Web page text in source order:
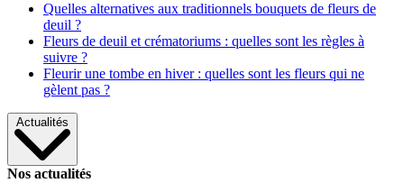
Quelles alternatives aux traditionnels bouquets de fleurs de
deuil ?
Fleurs de deuil et crématoriums : quelles sont les règles à
suivre ?
Fleurir une tombe en hiver : quelles sont les fleurs qui ne
gèlent pas ?
Actualités
Nos actualités